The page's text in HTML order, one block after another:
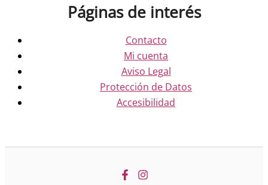
Páginas de interés
Contacto
Mi cuenta
Aviso Legal
Protección de Datos
Accesibilidad